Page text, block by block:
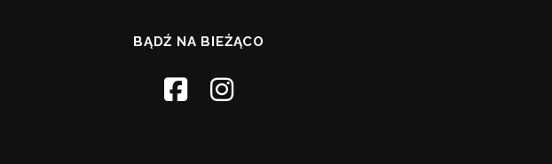
BĄDŹ NA BIEŻĄCO